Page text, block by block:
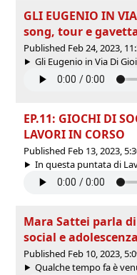
GLI EUGENIO IN
song, tour e
Published Feb 24, 2023,
Gli Eugenio in Via Di
EP.11: GIOCHI DI
LAVORI IN CORSO
Published Feb 13, 2023,
In questa puntata di
Mara Sattei parla
social e adolescenza
Published Feb 10, 2023,
Qualche tempo fa è